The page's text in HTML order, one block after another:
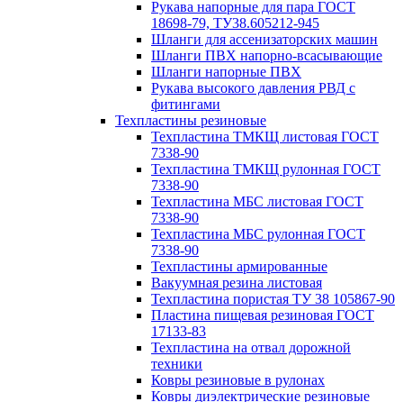
Рукава напорные для пара ГОСТ
18698-79, ТУ38.605212-945
Шланги для ассенизаторских машин
Шланги ПВХ напорно-всасывающие
Шланги напорные ПВХ
Рукава высокого давления РВД с
фитингами
Техпластины резиновые
Техпластина ТМКЩ листовая ГОСТ
7338-90
Техпластина ТМКЩ рулонная ГОСТ
7338-90
Техпластина МБС листовая ГОСТ
7338-90
Техпластина МБС рулонная ГОСТ
7338-90
Техпластины армированные
Вакуумная резина листовая
Техпластина пористая ТУ 38 105867-90
Пластина пищевая резиновая ГОСТ
17133-83
Техпластина на отвал дорожной
техники
Ковры резиновые в рулонах
Ковры диэлектрические резиновые